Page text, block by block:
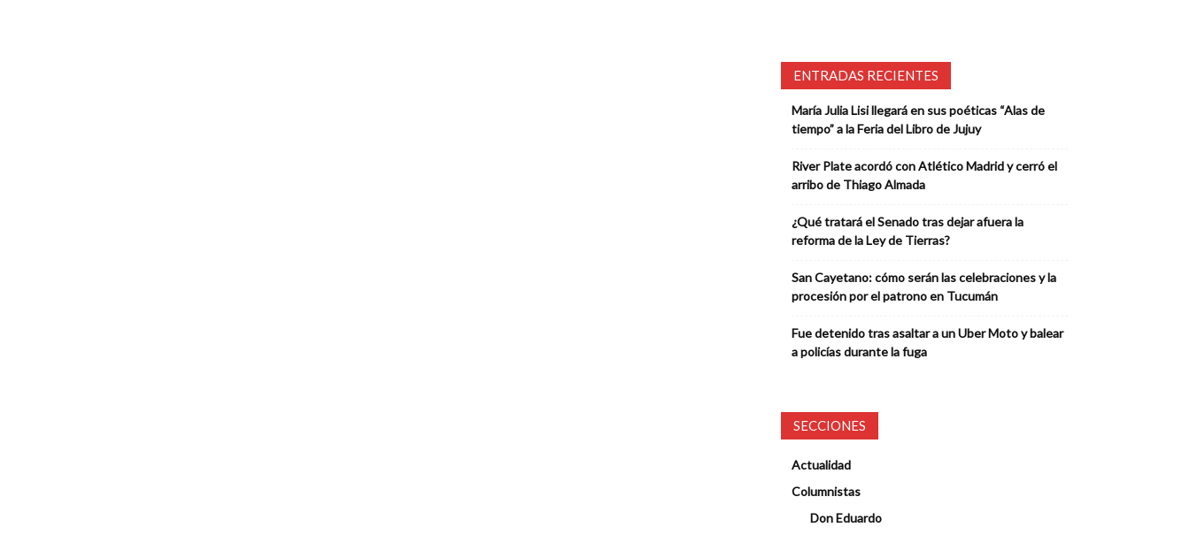
ENTRADAS RECIENTES
María Julia Lisi llegará en sus poéticas “Alas de
tiempo” a la Feria del Libro de Jujuy
River Plate acordó con Atlético Madrid y cerró el
arribo de Thiago Almada
¿Qué tratará el Senado tras dejar afuera la
reforma de la Ley de Tierras?
San Cayetano: cómo serán las celebraciones y la
procesión por el patrono en Tucumán
Fue detenido tras asaltar a un Uber Moto y balear
a policías durante la fuga
SECCIONES
Actualidad
Columnistas
Don Eduardo